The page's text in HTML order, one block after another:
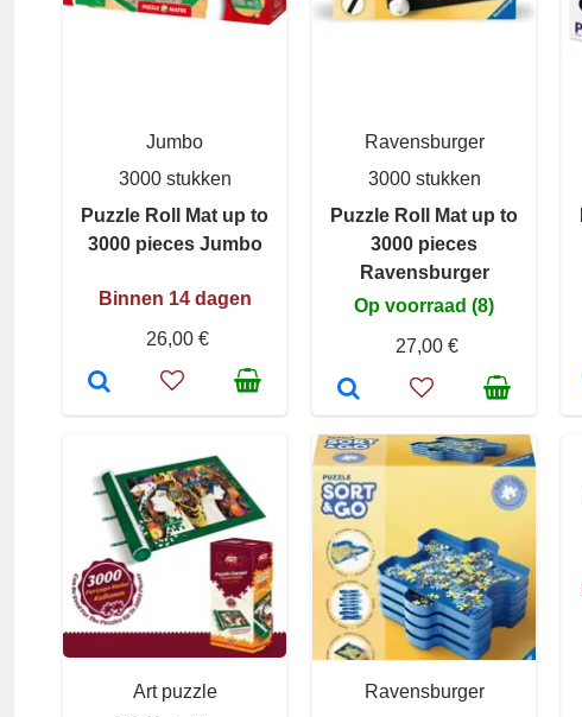
Jumbo
3000 stukken
Puzzle Roll Mat up to
3000 pieces Jumbo
Binnen 14 dagen
26,00 €
Ravensburger
3000 stukken
Puzzle Roll Mat up to
3000 pieces
Ravensburger
Op voorraad (8)
27,00 €
Art puzzle
Ravensburger